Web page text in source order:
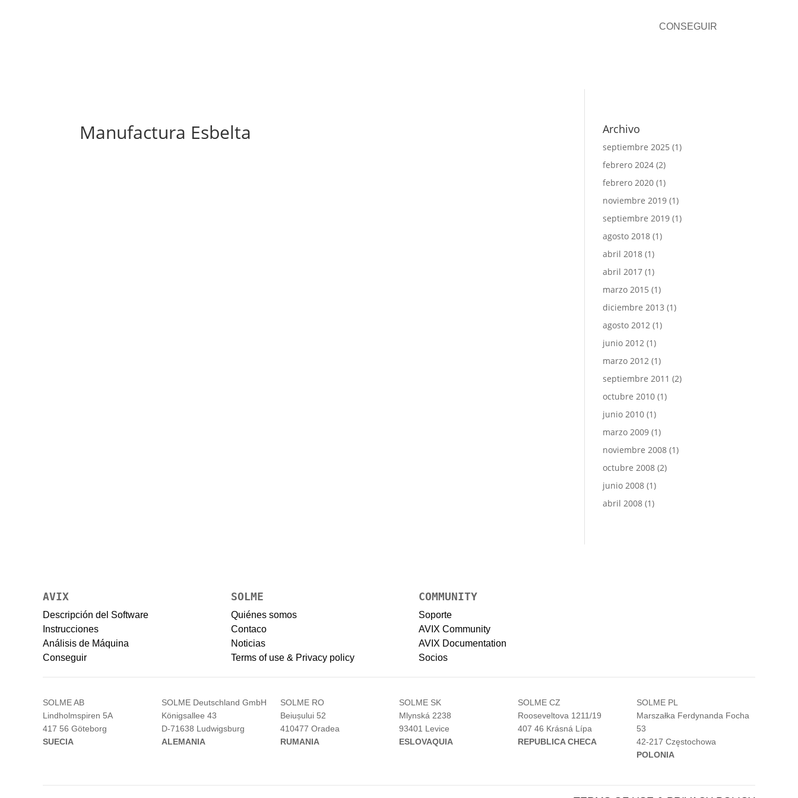
CONSEGUIR
Manufactura Esbelta Archivo
septiembre 2025 (1)
febrero 2024 (2)
febrero 2020 (1)
noviembre 2019 (1)
septiembre 2019 (1)
agosto 2018 (1)
abril 2018 (1)
abril 2017 (1)
marzo 2015 (1)
diciembre 2013 (1)
agosto 2012 (1)
junio 2012 (1)
marzo 2012 (1)
septiembre 2011 (2)
octubre 2010 (1)
junio 2010 (1)
marzo 2009 (1)
noviembre 2008 (1)
octubre 2008 (2)
junio 2008 (1)
abril 2008 (1)
AVIX
Descripción del Software
Instrucciones
Análisis de Máquina
Conseguir
SOLME
Quiénes somos
Contaco
Noticias
Terms of use & Privacy policy
COMMUNITY
Soporte
AVIX Community
AVIX Documentation
Socios
SOLME AB
Lindholmspiren 5A
417 56 Göteborg
SUECIA
SOLME Deutschland GmbH
Königsallee 43
D-71638 Ludwigsburg
ALEMANIA
SOLME RO
Beiușului 52
410477 Oradea
RUMANIA
SOLME SK
Mlynská 2238
93401 Levice
ESLOVAQUIA
SOLME CZ
Rooseveltova 1211/19
407 46 Krásná Lípa
REPUBLICA CHECA
SOLME PL
Marszałka Ferdynanda Focha
53
42-217 Częstochowa
POLONIA